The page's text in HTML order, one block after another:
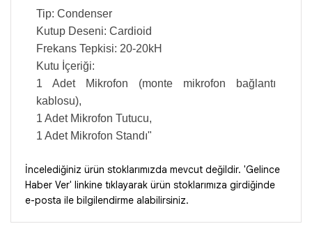
Tip: Condenser
Kutup Deseni: Cardioid
Frekans Tepkisi: 20-20kH
Kutu İçeriği:
1 Adet Mikrofon (monte mikrofon bağlantı
kablosu),
1 Adet Mikrofon Tutucu,
1 Adet Mikrofon Standı"
İncelediğiniz ürün stoklarımızda mevcut değildir. 'Gelince
Haber Ver' linkine tıklayarak ürün stoklarımıza girdiğinde
e-posta ile bilgilendirme alabilirsiniz.